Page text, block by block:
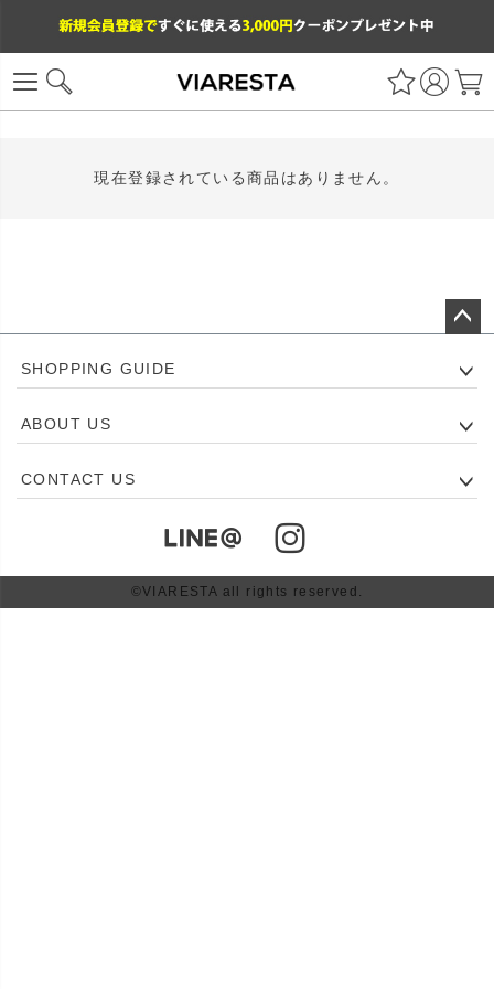
現在登録されている商品はありません。
ジト
へ
SHOPPING GUIDE
ABOUT US
CONTACT US
©VIARESTA all rights reserved.